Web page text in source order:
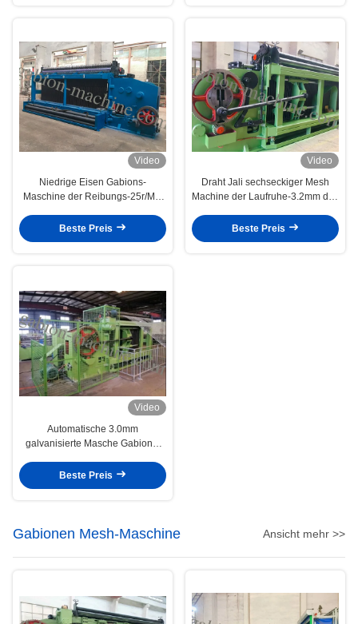
Video
Niedrige Eisen Gabions-
Maschine der Reibungs-25r/Min
Beste Preis
Video
Draht Jali sechseckiger Mesh
Machine der Laufruhe-3.2mm des
Beste Preis
Video
Automatische 3.0mm
galvanisierte Masche Gabions-
Halter-Wand
Beste Preis
Gabionen Mesh-Maschine Ansicht mehr >>